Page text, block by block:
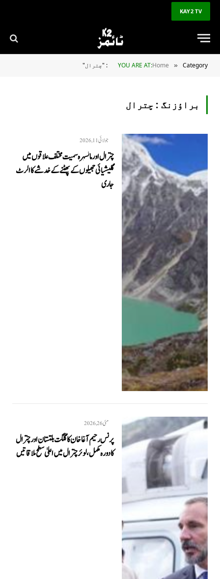
KAY2 TV
YOU ARE AT:Home » Category: "چترال"
براؤزنگ : چترال
جولائی 11, 2026
چترال اور مانسہرہ سمیت مختلف علاقوں میں
گلیشیائی جھیلوں کے پھٹنے کے خدشے کا الرٹ
جاری
مئی 26, 2026
پرنس رحیم آغا خان کا گلگت بلتستان اور چترال
کا دورہ مکمل، لوئر چترال میں اعلیٰ سطح ملاقاتیں